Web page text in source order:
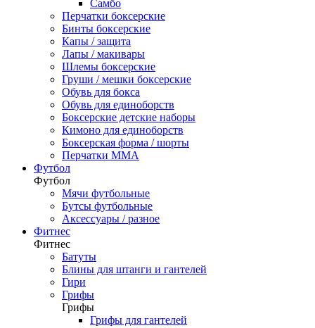
Самбо
Перчатки боксерские
Бинты боксерские
Капы / защита
Лапы / макивары
Шлемы боксерские
Груши / мешки боксерские
Обувь для бокса
Обувь для единоборств
Боксерские детские наборы
Кимоно для единоборств
Боксерская форма / шорты
Перчатки ММА
Футбол
Футбол
Мячи футбольные
Бутсы футбольные
Аксессуары / разное
Фитнес
Фитнес
Батуты
Блины для штанги и гантелей
Гири
Грифы
Грифы
Грифы для гантелей